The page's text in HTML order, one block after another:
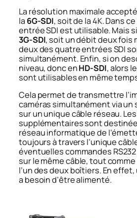
La résolution maximale
la 6G-SDI, soit de la 4K. Dans
entrée SDI est utilisable. Mais
3G-SDI, soit un débit deux fois
deux des quatre entrées SDI
simultanément. Enfin, si on
niveau, donc enHD-SDI, alors
sont utilisables en même
Cela permet de transmettre
caméras simultanément via
sur un unique câble réseau.
supplémentaires sont
réseau informatique de
toujours à travers l’unique
éventuelles commandes
sur le même câble, tout
l’un des deux boîtiers. En
a besoin d’être alimenté.